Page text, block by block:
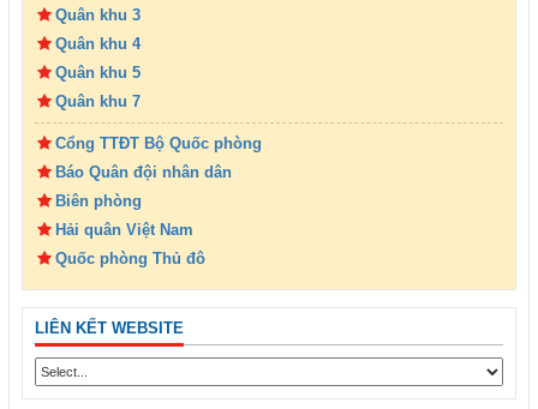
Quân khu 3
Quân khu 4
Quân khu 5
Quân khu 7
Cổng TTĐT Bộ Quốc phòng
Báo Quân đội nhân dân
Biên phòng
Hải quân Việt Nam
Quốc phòng Thủ đô
LIÊN KẾT WEBSITE